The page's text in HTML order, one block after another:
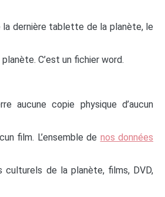
la dernière tablette de la planète, le
C’est un fichier word.
aucune copie physique d’aucun
film. L’ensemble de nos données
culturels de la planète, films, DVD,